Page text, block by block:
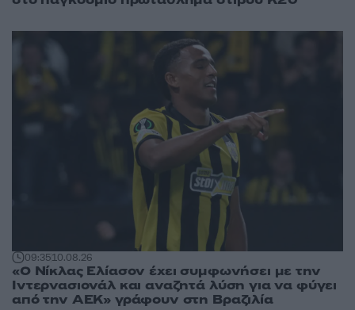
09:3510.08.26
«Ο Νίκλας Ελίασον έχει συμφωνήσει με την
Ιντερνασιονάλ και αναζητά λύση για να φύγει
από την ΑΕΚ» γράφουν στη Βραζιλία